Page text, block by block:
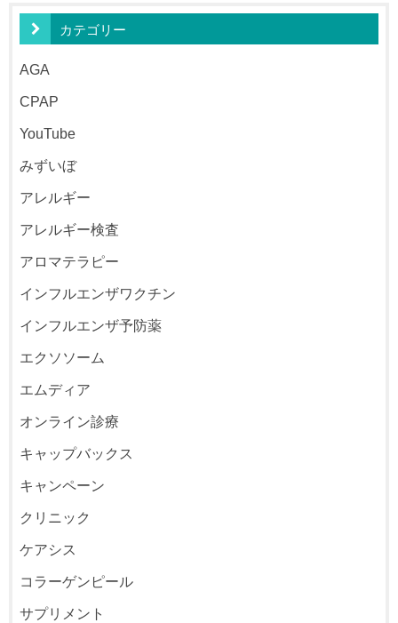
カテゴリー
AGA
CPAP
YouTube
みずいぼ
アレルギー
アレルギー検査
アロマテラピー
インフルエンザワクチン
インフルエンザ予防薬
エクソソーム
エムディア
オンライン診療
キャップバックス
キャンペーン
クリニック
ケアシス
コラーゲンピール
サプリメント